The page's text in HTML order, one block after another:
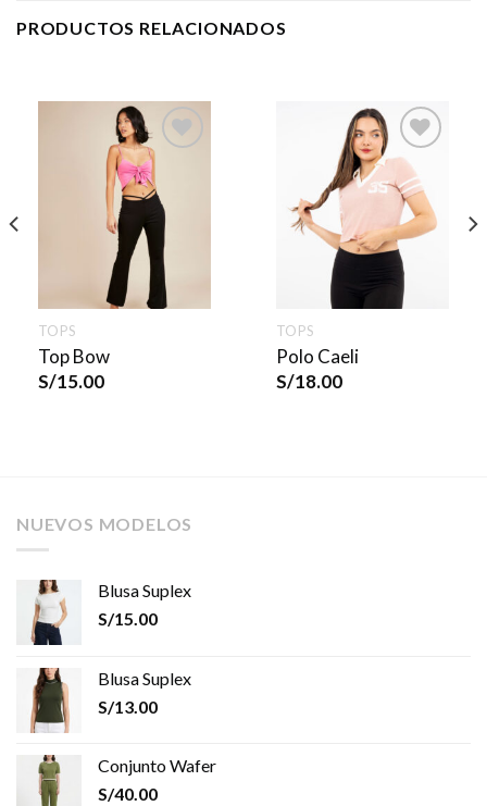
PRODUCTOS RELACIONADOS
TOPS
Top Bow
S/15.00
TOPS
Polo Caeli
S/18.00
NUEVOS MODELOS
Blusa Suplex
S/15.00
Blusa Suplex
S/13.00
Conjunto Wafer
S/40.00